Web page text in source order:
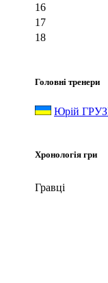
16
17
18
Головні тренери
Юрій
Хронологія гри
Гравці